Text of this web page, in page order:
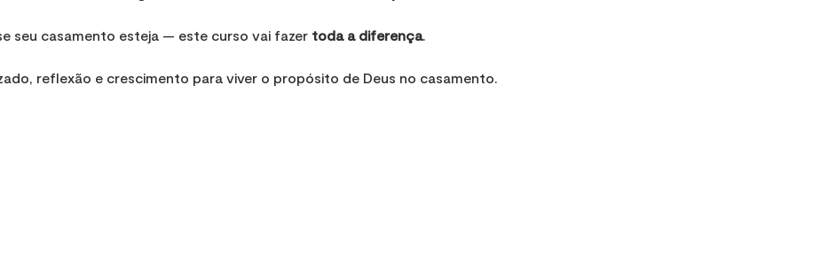
seu casamento esteja — este curso vai fazer toda a diferença.
reflexão e crescimento para viver o propósito de Deus no casamento.